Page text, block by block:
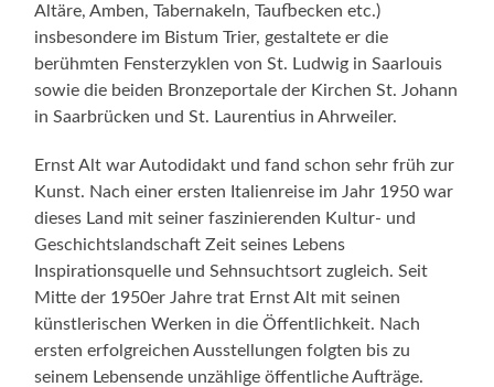
Altäre, Amben, Tabernakeln, Taufbecken etc.)
insbesondere im Bistum Trier, gestaltete er die
berühmten Fensterzyklen von St. Ludwig in Saarlouis
sowie die beiden Bronzeportale der Kirchen St. Johann
in Saarbrücken und St. Laurentius in Ahrweiler.
Ernst Alt war Autodidakt und fand schon sehr früh zur
Kunst. Nach einer ersten Italienreise im Jahr 1950 war
dieses Land mit seiner faszinierenden Kultur- und
Geschichtslandschaft Zeit seines Lebens
Inspirationsquelle und Sehnsuchtsort zugleich. Seit
Mitte der 1950er Jahre trat Ernst Alt mit seinen
künstlerischen Werken in die Öffentlichkeit. Nach
ersten erfolgreichen Ausstellungen folgten bis zu
seinem Lebensende unzählige öffentliche Aufträge.